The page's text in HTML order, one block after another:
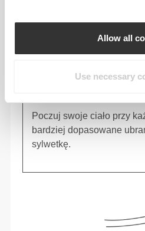
Allow all
Use necessary
Poczuj swoje ciało przy
bardziej dopasowane
sylwetkę.